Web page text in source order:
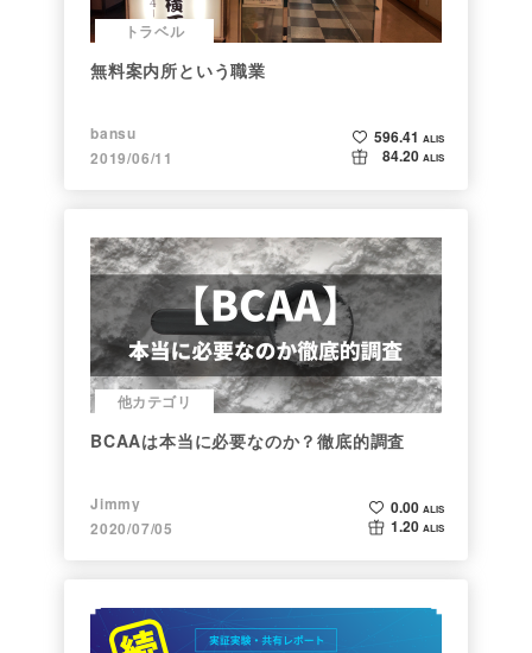
トラベル
無料案内所という職業
bansu
2019/06/11
596.41 ALIS
84.20 ALIS
他カテゴリ
BCAAは本当に必要なのか？徹底的調査
Jimmy
2020/07/05
0.00 ALIS
1.20 ALIS